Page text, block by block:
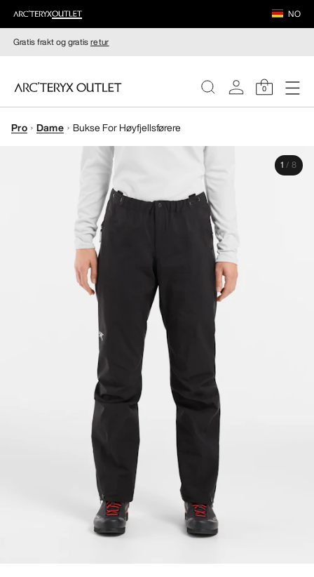
NO
Gratis frakt og gratisretur
0
DAMER
Pro Dame Bukse For Høyfjellsførere
1 / 8